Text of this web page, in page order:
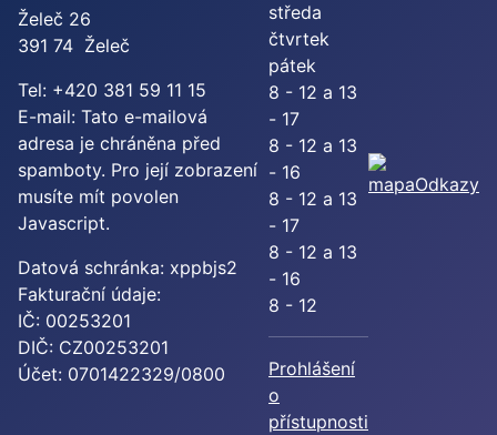
Želeč 26
391 74 Želeč
Tel: +420 381 59 11 15
E-mail: Tato e-mailová
adresa je chráněna před
spamboty. Pro její zobrazení
musíte mít povolen
Javascript.
Datová schránka: xppbjs2
Fakturační údaje:
IČ: 00253201
DIČ: CZ00253201
Účet: 0701422329/0800
středa
čtvrtek
pátek
8 - 12 a 13
- 17
8 - 12 a 13
- 16
8 - 12 a 13
- 17
8 - 12 a 13
- 16
8 - 12
Prohlášení
o
přístupnosti
Odkazy